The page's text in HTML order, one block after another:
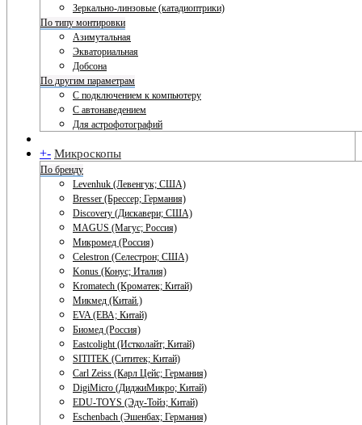
Зеркально-линзовые (катадиоптрики)
По типу монтировки
Азимутальная
Экваториальная
Добсона
По другим параметрам
С подключением к компьютеру
С автонаведением
Для астрофотографий
+- Микроскопы
По бренду
Levenhuk (Левенгук; США)
Bresser (Брессер; Германия)
Discovery (Дискавери; США)
MAGUS (Магус; Россия)
Микромед (Россия)
Celestron (Селестрон; США)
Konus (Конус; Италия)
Kromatech (Кроматек; Китай)
Микмед (Китай.)
EVA (ЕВА; Китай)
Биомед (Россия)
Eastcolight (Истколайт; Китай)
SITITEK (Сититек; Китай)
Carl Zeiss (Карл Цейс; Германия)
DigiMicro (ДиджиМикро; Китай)
EDU-TOYS (Эду-Тойз; Китай)
Eschenbach (Эшенбах; Германия)